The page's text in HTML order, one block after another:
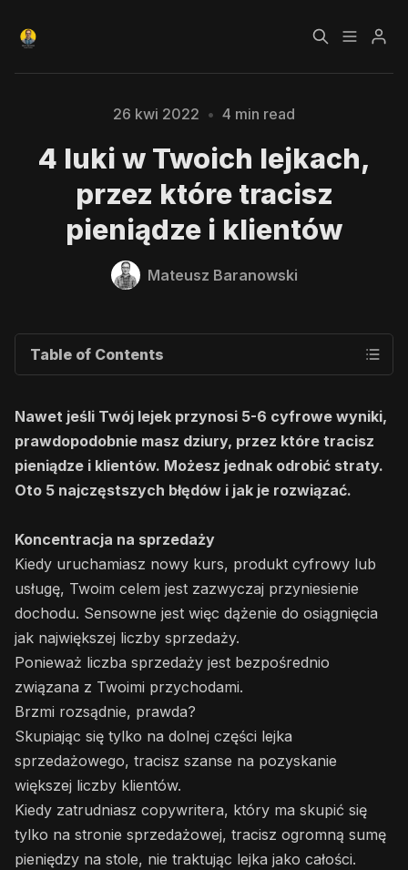
Czym jest Growth
Bezpłatny kurs o
Strefa Premium
RODO
Please enter at least 3 characters
26 kwi 2022 • 4 min read
4 luki w Twoich lejkach,
przez które tracisz
pieniądze i klientów
Mateusz Baranowski
Table of Contents
Nawet jeśli Twój lejek przynosi 5-6 cyfrowe wyniki,
prawdopodobnie masz dziury, przez które tracisz
pieniądze i klientów. Możesz jednak odrobić straty.
Oto 5 najczęstszych błędów i jak je rozwiązać.
Koncentracja na sprzedaży
Kiedy uruchamiasz nowy kurs, produkt cyfrowy lub
usługę, Twoim celem jest zazwyczaj przyniesienie
dochodu. Sensowne jest więc dążenie do osiągnięcia
jak największej liczby sprzedaży.
Ponieważ liczba sprzedaży jest bezpośrednio
związana z Twoimi przychodami.
Brzmi rozsądnie, prawda?
Skupiając się tylko na dolnej części lejka
sprzedażowego, tracisz szanse na pozyskanie
większej liczby klientów.
Kiedy zatrudniasz copywritera, który ma skupić się
tylko na stronie sprzedażowej, tracisz ogromną sumę
pieniędzy na stole, nie traktując lejka jako całości.